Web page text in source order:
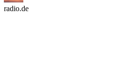
radio.de